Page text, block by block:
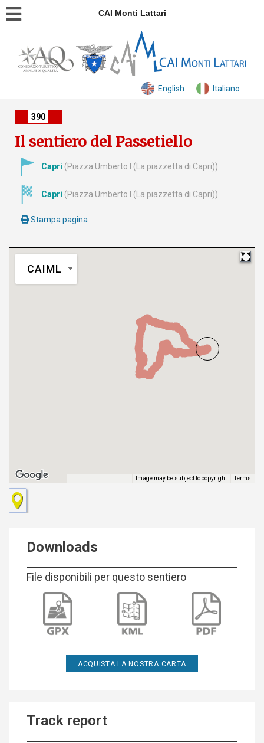
CAI Monti Lattari
English Italiano
390
Il sentiero del Passetiello
Capri (Piazza Umberto I (La piazzetta di Capri))
Capri (Piazza Umberto I (La piazzetta di Capri))
Stampa pagina
CAIML
Image may be subject to copyright Terms
Downloads
File disponibili per questo sentiero
ACQUISTA LA NOSTRA CARTA
Track report